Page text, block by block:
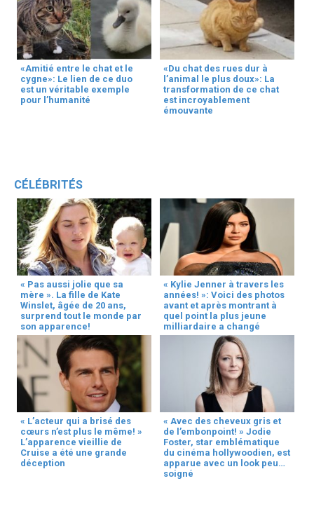
«Amitié entre le chat et le
cygne»: Le lien de ce duo
est un véritable exemple
pour l’humanité
«Du chat des rues dur à
l’animal le plus doux»: La
transformation de ce chat
est incroyablement
émouvante
CÉLÉBRITÉS
« Pas aussi jolie que sa
mère ». La fille de Kate
Winslet, âgée de 20 ans,
surprend tout le monde par
son apparence!
« Kylie Jenner à travers les
années! »: Voici des photos
avant et après montrant à
quel point la plus jeune
milliardaire a changé
« L’acteur qui a brisé des
cœurs n’est plus le même! »
L’apparence vieillie de
Cruise a été une grande
déception
« Avec des cheveux gris et
de l’embonpoint! » Jodie
Foster, star emblématique
du cinéma hollywoodien, est
apparue avec un look peu
soigné